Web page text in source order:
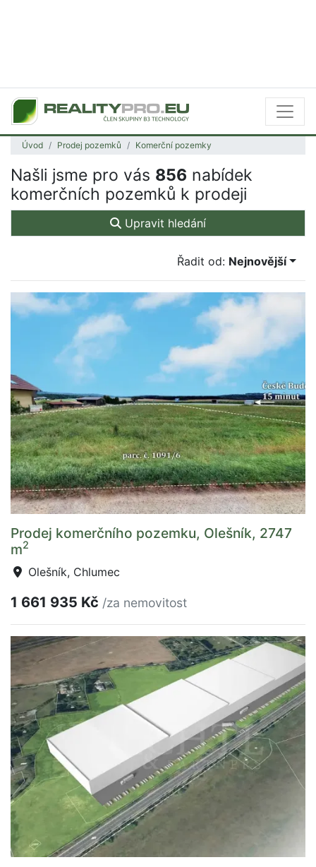
Úvod Prodej pozemků Komerční pozemky
Našli jsme pro vás 856 nabídek
komerčních pozemků k prodeji
Upravit hledání
Řadit od: Nejnovější
Prodej komerčního pozemku, Olešník, 2747
m2
Olešník, Chlumec
1 661 935 Kč /za nemovitost